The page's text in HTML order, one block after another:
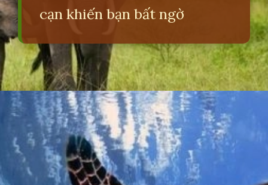
cạn khiến bạn bất ngờ
Đang mởhttps://erci.edu.vn/cau-do-ve-con-vat